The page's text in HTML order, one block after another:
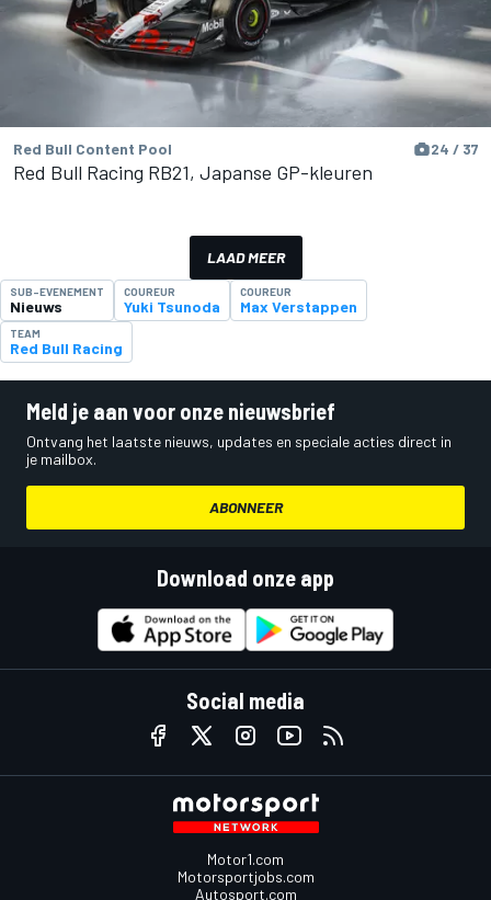
Red Bull Content Pool 24 / 37
Red Bull Racing RB21, Japanse GP-kleuren
LAAD MEER
SUB-EVENEMENT
Nieuws
COUREUR
Yuki Tsunoda
COUREUR
Max Verstappen
TEAM
Red Bull Racing
Meld je aan voor onze nieuwsbrief
Ontvang het laatste nieuws, updates en speciale acties direct in
je mailbox.
ABONNEER
Download onze app
Social media
Motor1.com
Motorsportjobs.com
Autosport.com